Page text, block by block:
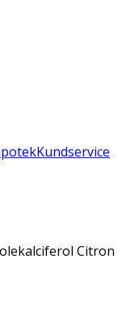
Kundservice
Citron